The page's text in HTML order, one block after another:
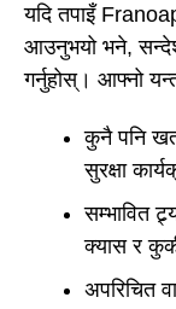
यदि तपाइँ
आउनुभयो भने,
गर्नुहोस्। आफ्नो
कुनै पनि
सुरक्षा
सम्भावित
क्यास र
अपरिचित